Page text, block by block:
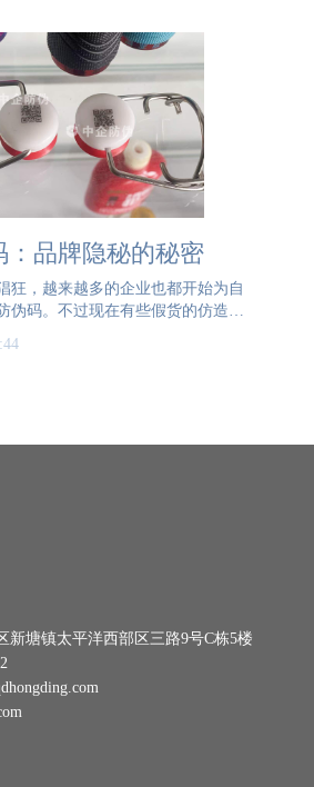
：品牌隐秘的秘密
狂，越来越多的企业也都开始为自
伪码。不过现在有些假货的仿造厂
的行为不仅给消费者带来的混淆，
塘镇太平洋西部区三路9号C栋5楼